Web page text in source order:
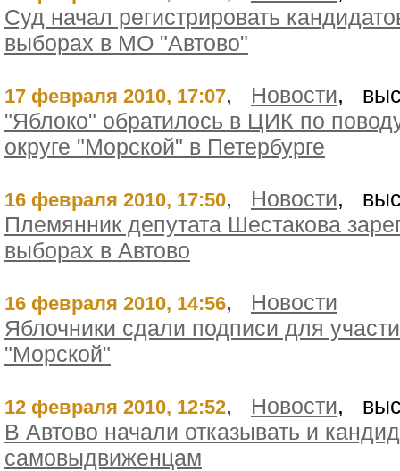
Суд начал регистрировать
выборах в МО "Автово"
17 февраля 2010, 17:07, Новости,
"Яблоко" обратилось в ЦИК по
округе "Морской" в Петербурге
16 февраля 2010, 17:50, Новости,
Племянник депутата Шестакова
выборах в Автово
16 февраля 2010, 14:56, Новости
Яблочники сдали подписи для
"Морской"
12 февраля 2010, 12:52, Новости,
В Автово начали отказывать и
самовыдвиженцам